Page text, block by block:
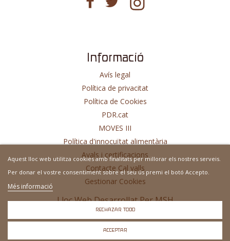
Informació
Avís legal
Política de privacitat
Política de Cookies
PDR.cat
MOVES III
Política d'innocuïtat alimentària
Avals i certificacions
Contacte Cal valls
Gestionar Cookies
Lloc Web Desarrollat PerMSH
Aquest lloc web utilitza cookies amb finalitats per millorar els nostres serveis.
Per donar el vostre consentiment sobre el seu ús premi el botó Accepto.
Més informació
RECHAZAR TODO
ACCEPTAR